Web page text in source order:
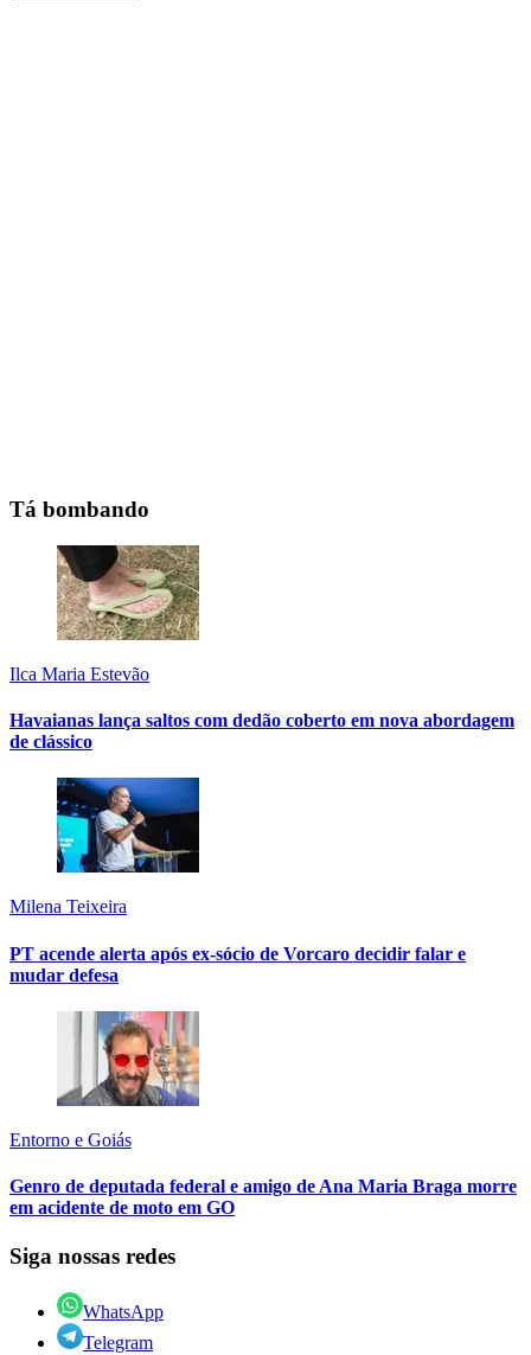
Tá bombando
Ilca Maria Estevão
Havaianas lança saltos com dedão coberto em nova abordagem
de clássico
Milena Teixeira
PT acende alerta após ex-sócio de Vorcaro decidir falar e
mudar defesa
Entorno e Goiás
Genro de deputada federal e amigo de Ana Maria Braga morre
em acidente de moto em GO
Siga nossas redes
WhatsApp
Telegram